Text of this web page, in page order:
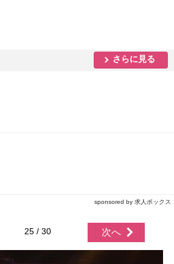
さらに見る
sponsored by 求人ボックス
25 / 30 次へ